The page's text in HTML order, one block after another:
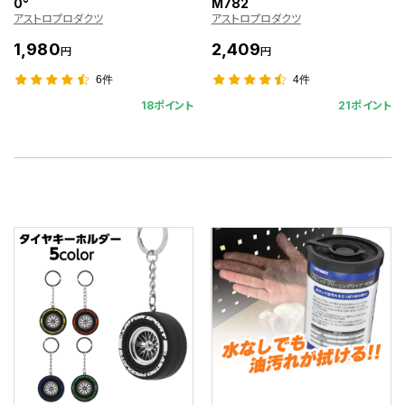
アストロプロダクツ
1,980円
6件
18ポイント
アストロプロダクツ
2,409円
4件
21ポイント